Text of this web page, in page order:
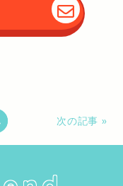
次の記事 »